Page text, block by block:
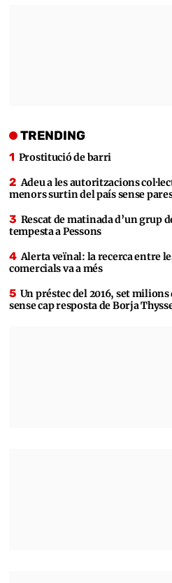
TRENDING
Prostitució de barri
Adeu a les autoritzacions
menors surtin del país sense
Rescat de matinada d’un grup
tempesta a Pessons
Alerta veïnal: la recerca entre
comercials va a més
Un préstec del 2016, set
sense cap resposta de Borja